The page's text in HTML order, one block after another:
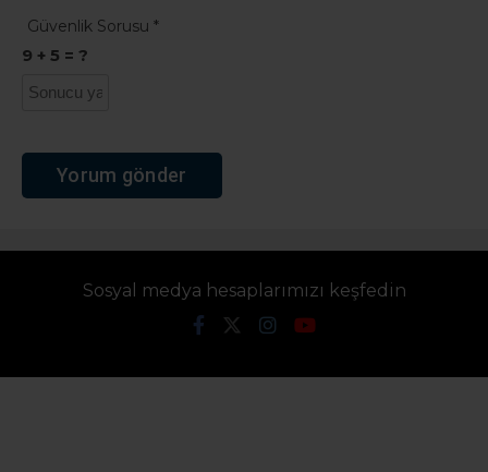
Güvenlik Sorusu *
9 + 5 = ?
Sosyal medya hesaplarımızı keşfedin